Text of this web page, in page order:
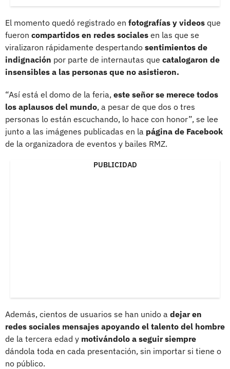
El momento quedó registrado en fotografías y videos que
fueron compartidos en redes sociales en las que se
viralizaron rápidamente despertando sentimientos de
indignación por parte de internautas que catalogaron de
insensibles a las personas que no asistieron.
“Así está el domo de la feria, este señor se merece todos
los aplausos del mundo, a pesar de que dos o tres
personas lo están escuchando, lo hace con honor”, se lee
junto a las imágenes publicadas en la página de Facebook
de la organizadora de eventos y bailes RMZ.
PUBLICIDAD
Además, cientos de usuarios se han unido a dejar en
redes sociales mensajes apoyando el talento del hombre
de la tercera edad y motivándolo a seguir siempre
dándola toda en cada presentación, sin importar si tiene o
no público.